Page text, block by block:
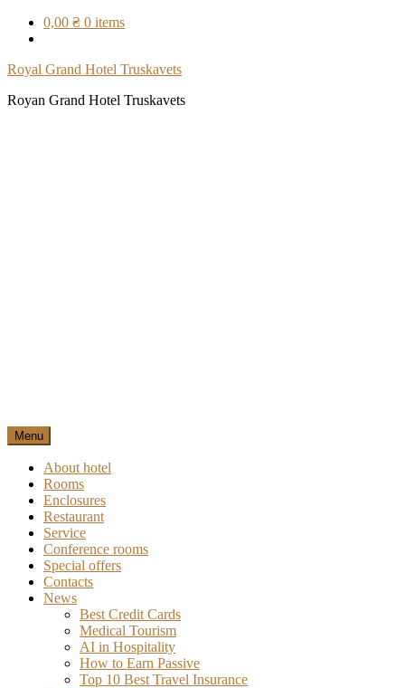
Skip
0,00 ₴ 0 items
Royal Grand Hotel Truskavets
Royan Grand Hotel Truskavets
Menu
About hotel
Rooms
Enclosures
Restaurant
Service
Conference rooms
Special offers
Contacts
News
Best Credit Cards
Medical Tourism
AI in Hospitality
How to Earn Passive
Top 10 Best Travel Insurance